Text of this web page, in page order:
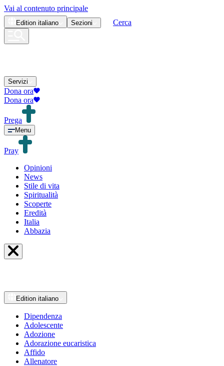
Vai al contenuto principale
Edition italiano Sezioni Cerca
Servizi
Dona ora
Dona ora
Prega
Menu
Pray
Opinioni
News
Stile di vita
Spiritualità
Scoperte
Eredità
Italia
Abbazia
Edition italiano
Dipendenza
Adolescente
Adozione
Adorazione eucaristica
Affido
Allenatore